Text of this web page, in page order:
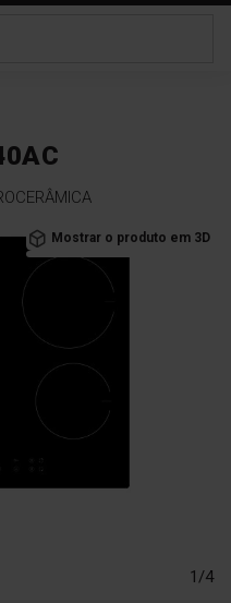
Mostrar o produto em 3D
1/4